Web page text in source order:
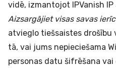
vidē, izmantojot IPVanish IP
Aizsargājiet visas savas
atvieglo tiešsaistes drošību
tā, vai jums nepieciešama
personas datu šifrēšana vai